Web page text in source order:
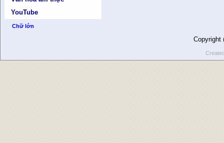
YouTube
Chữ lớn
Copyright